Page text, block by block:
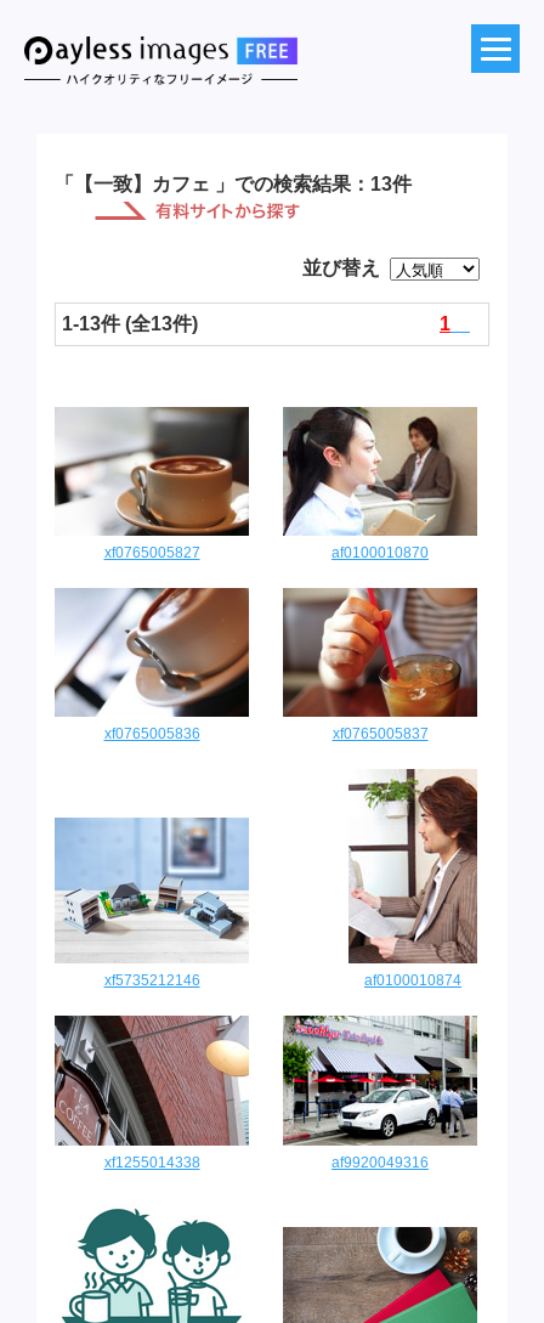
「【一致】カフェ 」での検索結果：13件
並び替え
1-13件 (全13件) 1
xf0765005827 af0100010870
xf0765005836 xf0765005837
xf5735212146 af0100010874
xf1255014338 af9920049316